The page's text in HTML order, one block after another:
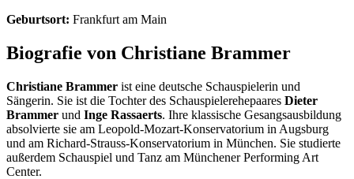
Geburtsort: Frankfurt am Main
Biografie von Christiane Brammer
Christiane Brammer ist eine deutsche Schauspielerin und
Sängerin. Sie ist die Tochter des Schauspielerehepaares Dieter
Brammer und Inge Rassaerts. Ihre klassische Gesangsausbildung
absolvierte sie am Leopold-Mozart-Konservatorium in Augsburg
und am Richard-Strauss-Konservatorium in München. Sie studierte
außerdem Schauspiel und Tanz am Münchener Performing Art
Center.